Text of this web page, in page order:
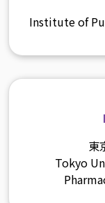
Institute of
東
Tokyo